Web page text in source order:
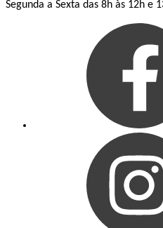
Segunda a Sexta das 8h às 12h e